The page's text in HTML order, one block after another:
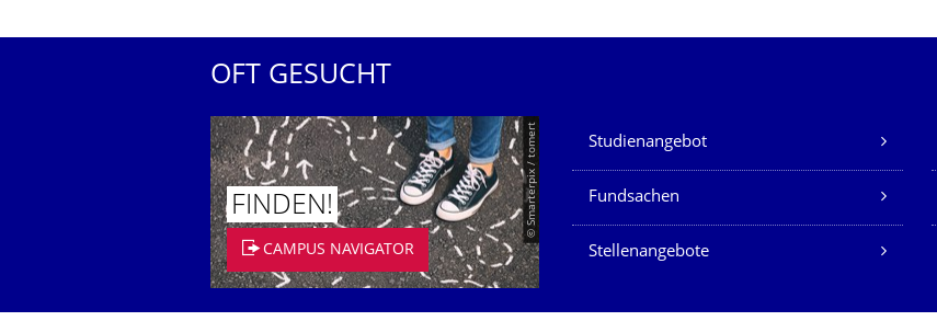
OFT GESUCHT
© Smarterpix / tomert
FINDEN!
CAMPUS NAVIGATOR
Unsere Dienste
Studienangebot
Fundsachen
Stellenangebote